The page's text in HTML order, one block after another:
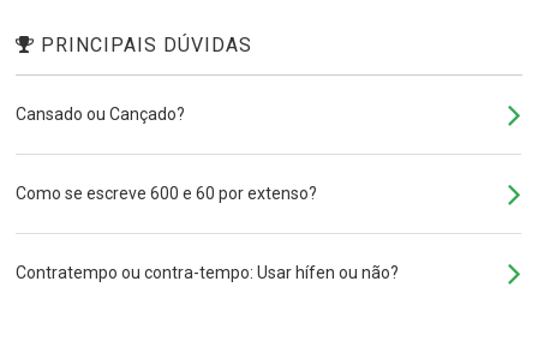
PRINCIPAIS DÚVIDAS
Cansado ou Cançado?
Como se escreve 600 e 60 por extenso?
Contratempo ou contra-tempo: Usar hífen ou não?